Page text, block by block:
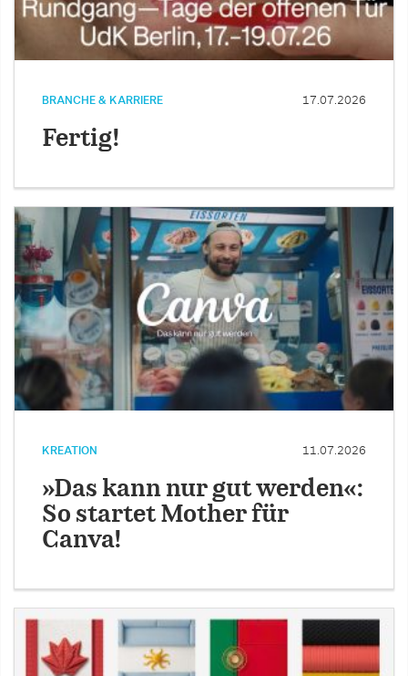
BRANCHE & KARRIERE 17.07.2026
Fertig!
KREATION 11.07.2026
»Das kann nur gut werden«:
So startet Mother für
Canva!